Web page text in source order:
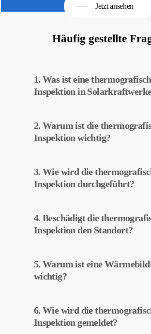
Jetzt ansehen
Häufig gestellte
1. Was ist eine
Inspektion in
der Temperaturen von Geräten in
Inspektion ermöglicht eine frühzeitige
2. Warum ist die
Inspektion wichtig?
Geräte in Solarkraftwerken bei. Eine
Fehlererkennung und vorbeugende Wartung
3. Wie wird die
Inspektion durchgeführt?
durchgeführt. Die Kameras erfassen die
Geräte, und diese Daten werden von MapperX
4. Beschädigt die
Inspektion den Standort?
und wird ohne physische Veränderungen an
durchgeführt. Es beschädigt Ihren Standort
5. Warum ist eine
wichtig?
von Geräten in Solarkraftwerken genau zu
Kameras helfen bei der frühzeitigen
6. Wie wird die
Inspektion gemeldet?